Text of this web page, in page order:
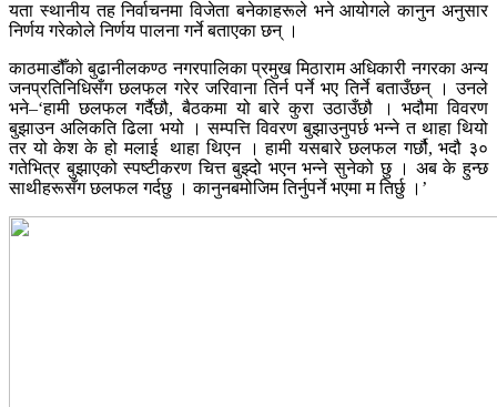
यता स्थानीय तह निर्वाचनमा विजेता बनेकाहरूले भने आयोगले कानुन अनुसार
निर्णय गरेकोले निर्णय पालना गर्ने बताएका छन् ।
काठमाडौँको बुढानीलकण्ठ नगरपालिका प्रमुख मिठाराम अधिकारी नगरका अन्य
जनप्रतिनिधिसँग छलफल गरेर जरिवाना तिर्न पर्ने भए तिर्ने बताउँछन् । उनले
भने–‘हामी छलफल गर्दैछौ, बैठकमा यो बारे कुरा उठाउँछौ । भदौमा विवरण
बुझाउन अलिकति ढिला भयो । सम्पत्ति विवरण बुझाउनुपर्छ भन्ने त थाहा थियो
तर यो केश के हो मलाई थाहा थिएन । हामी यसबारे छलफल गर्छौ, भदौ ३०
गतेभित्र बुझाएको स्पष्टीकरण चित्त बुझ्दो भएन भन्ने सुनेको छु । अब के हुन्छ
साथीहरूसँग छलफल गर्दछु । कानुनबमोजिम तिर्नुपर्ने भएमा म तिर्छु ।’